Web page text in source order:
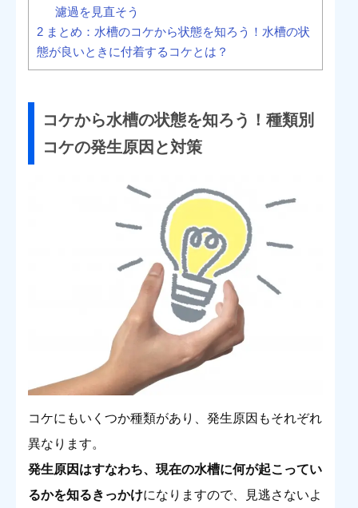
濾過を見直そう
2 まとめ：水槽のコケから状態を知ろう！水槽の状
態が良いときに付着するコケとは？
コケから水槽の状態を知ろう！種類別
コケの発生原因と対策
コケにもいくつか種類があり、発生原因もそれぞれ
異なります。
発生原因はすなわち、現在の水槽に何が起こってい
るかを知るきっかけになりますので、見逃さないよ